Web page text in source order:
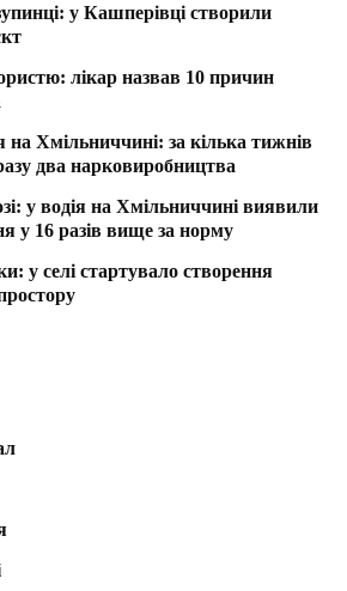
у Кашперівці створили
лікар назвав 10 причин
на Хмільниччині: за кілька тижнів
два нарковиробництва
у водія на Хмільниччині виявили
у 16 разів вище за норму
у селі стартувало створення